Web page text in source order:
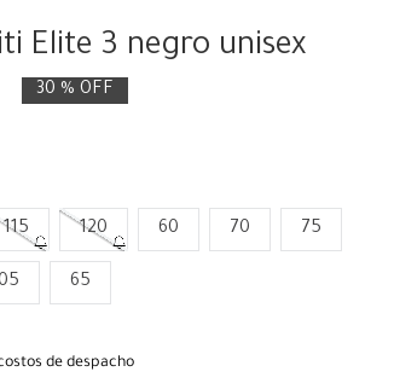
Elite 3 negro unisex
30 % OFF
115 120 60 70 75
65
de despacho